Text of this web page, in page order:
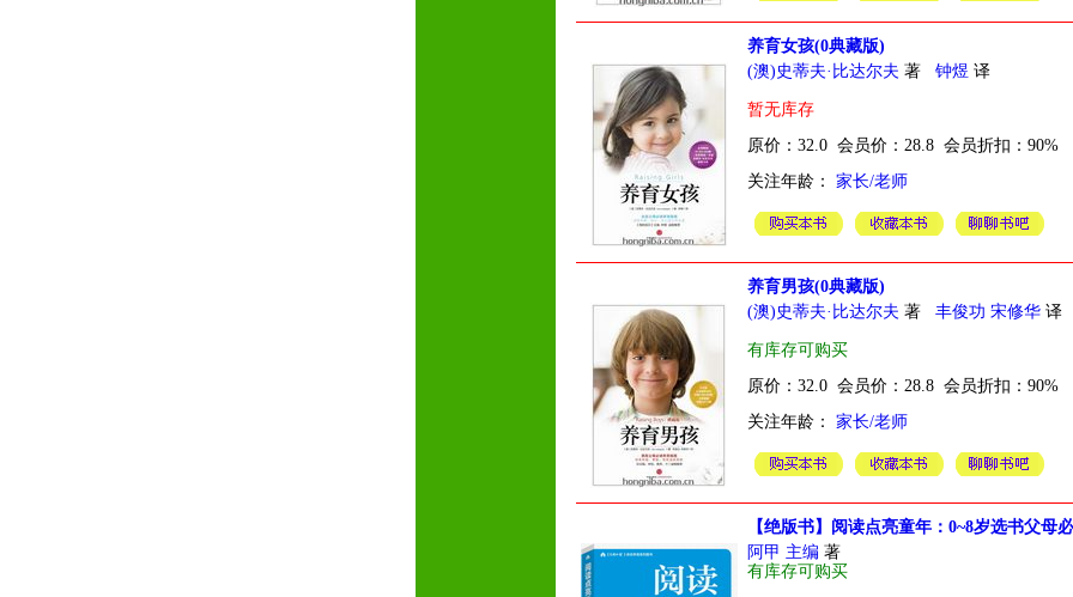
养育女孩(0典藏版)
(澳)史蒂夫·比达尔夫 著 钟煜 译
暂无库存
原价：32.0 会员价：28.8 会员折扣：90%
关注年龄： 家长/老师
养育男孩(0典藏版)
(澳)史蒂夫·比达尔夫 著 丰俊功 宋修华 译
有库存可购买
原价：32.0 会员价：28.8 会员折扣：90%
关注年龄： 家长/老师
【绝版书】阅读点亮童年：0~8岁选书父母
阿甲 主编 著
有库存可购买